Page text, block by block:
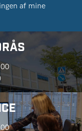
af ​​mine